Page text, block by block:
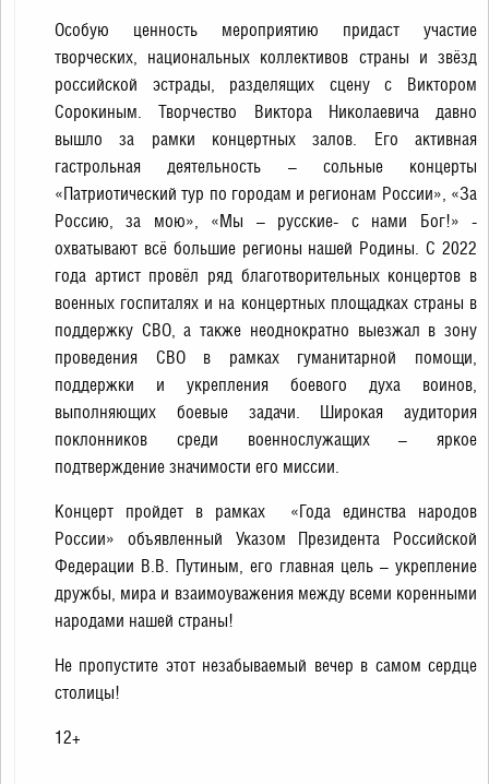
Особую ценность мероприятию придаст участие
творческих, национальных коллективов страны и звёзд
российской эстрады, разделящих сцену с Виктором
Сорокиным. Творчество Виктора Николаевича давно
вышло за рамки концертных залов. Его активная
гастрольная деятельность – сольные концерты
«Патриотический тур по городам и регионам России», «За
Россию, за мою», «Мы – русские- с нами Бог!» -
охватывают всё большие регионы нашей Родины. С 2022
года артист провёл ряд благотворительных концертов в
военных госпиталях и на концертных площадках страны в
поддержку СВО, а также неоднократно выезжал в зону
проведения СВО в рамках гуманитарной помощи,
поддержки и укрепления боевого духа воинов,
выполняющих боевые задачи. Широкая аудитория
поклонников среди военнослужащих – яркое
подтверждение значимости его миссии.
Концерт пройдет в рамках «Года единства народов
России» объявленный Указом Президента Российской
Федерации В.В. Путиным, его главная цель – укрепление
дружбы, мира и взаимоуважения между всеми коренными
народами нашей страны!
Не пропустите этот незабываемый вечер в самом сердце
столицы!
12+